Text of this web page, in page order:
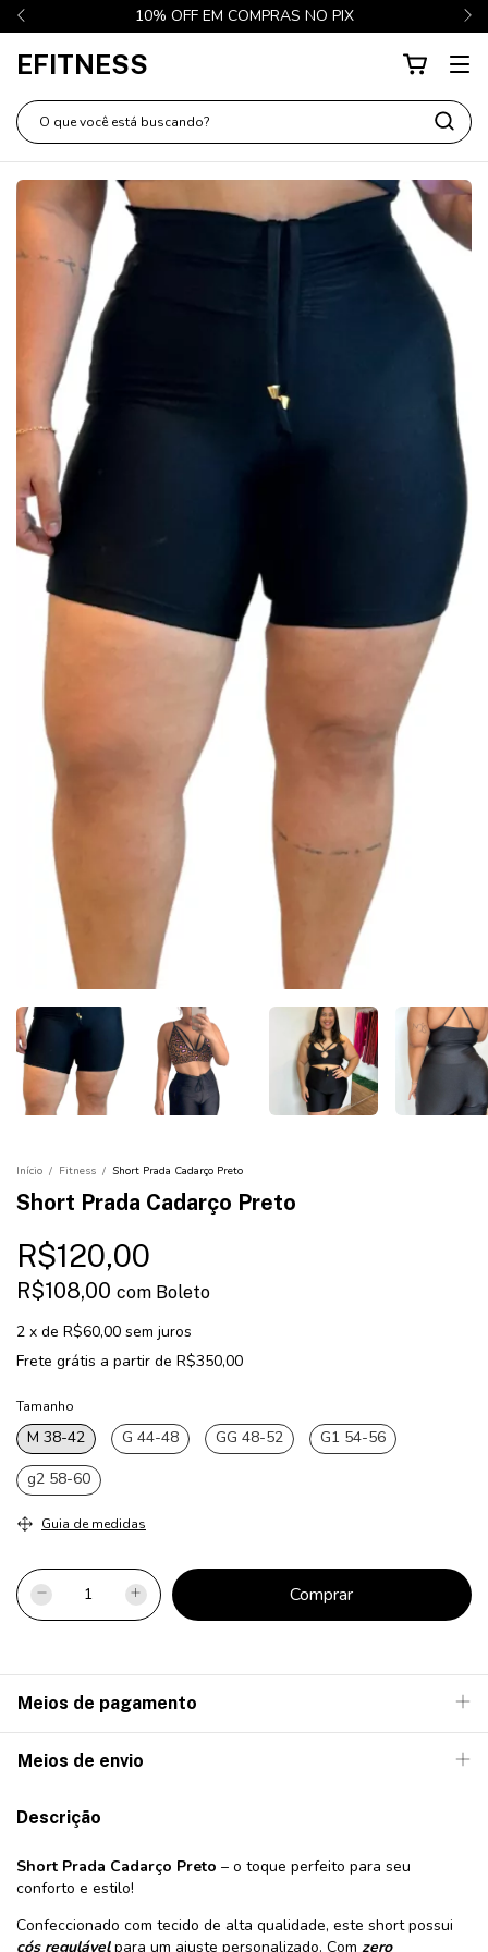
10% OFF EM COMPRAS NO PIX
EFITNESS
Início / Fitness / Short Prada Cadarço Preto
Short Prada Cadarço Preto
R$120,00
R$108,00 com Boleto
2 x de R$60,00 sem juros
Frete grátis a partir de R$350,00
Tamanho
M 38-42 G 44-48 GG 48-52
G1 54-56
g2 58-60
Guia de medidas
Meios de pagamento
Meios de envio
Descrição
Short Prada Cadarço Preto – o toque perfeito para seu
conforto e estilo!
Confeccionado com tecido de alta qualidade, este short possui
cós regulávelpara um ajuste personalizado. Com zero